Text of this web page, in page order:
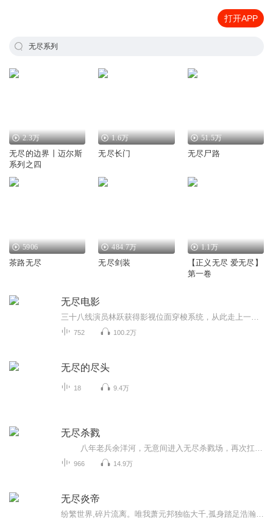
打开APP
无尽系列
2.3万
无尽的边界丨迈尔斯
系列之四
1.6万
无尽长门
51.5万
无尽尸路
5906
茶路无尽
484.7万
无尽剑装
1.1万
【正义无尽 爱无尽】
第一卷
无尽电影
752 100.2万
无尽的尽头
18 9.4万
无尽杀戮
966 14.9万
无尽炎帝